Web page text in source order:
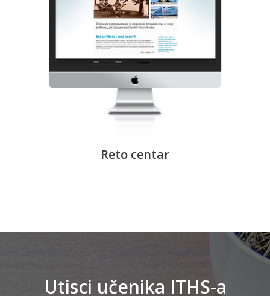
Reto centar
Utisci učenika ITHS-a